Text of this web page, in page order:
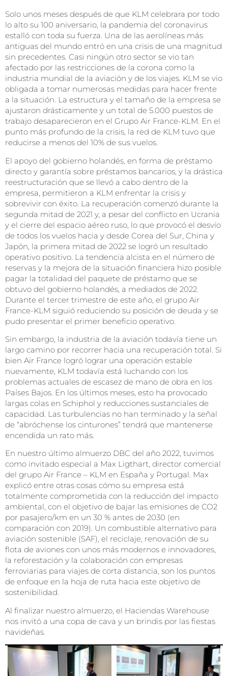
Solo unos meses después de que KLM celebrara por todo
lo alto su 100 aniversario, la pandemia del coronavirus
estalló con toda su fuerza. Una de las aerolíneas más
antiguas del mundo entró en una crisis de una magnitud
sin precedentes. Casi ningún otro sector se vio tan
afectado por las restricciones de la corona como la
industria mundial de la aviación y de los viajes. KLM se vio
obligada a tomar numerosas medidas para hacer frente
a la situación. La estructura y el tamaño de la empresa se
ajustaron drásticamente y un total de 5.000 puestos de
trabajo desaparecieron en el Grupo Air France-KLM. En el
punto más profundo de la crisis, la red de KLM tuvo que
reducirse a menos del 10% de sus vuelos.
El apoyo del gobierno holandés, en forma de préstamo
directo y garantía sobre préstamos bancarios, y la drástica
reestructuración que se llevó a cabo dentro de la
empresa, permitieron a KLM enfrentar la crisis y
sobrevivir con éxito. La recuperación comenzó durante la
segunda mitad de 2021 y, a pesar del conflicto en Ucrania
y el cierre del espacio aéreo ruso, lo que provocó el desvío
de todos los vuelos hacia y desde Corea del Sur, China y
Japón, la primera mitad de 2022 se logró un resultado
operativo positivo. La tendencia alcista en el número de
reservas y la mejora de la situación financiera hizo posible
pagar la totalidad del paquete de préstamo que se
obtuvo del gobierno holandés, a mediados de 2022.
Durante el tercer trimestre de este año, el grupo Air
France-KLM siguió reduciendo su posición de deuda y se
pudo presentar el primer beneficio operativo.
Sin embargo, la industria de la aviación todavía tiene un
largo camino por recorrer hacia una recuperación total. Si
bien Air France logró lograr una operación estable
nuevamente, KLM todavía está luchando con los
problemas actuales de escasez de mano de obra en los
Países Bajos. En los últimos meses, esto ha provocado
largas colas en Schiphol y reducciones sustanciales de
capacidad. Las turbulencias no han terminado y la señal
de “abróchense los cinturones” tendrá que mantenerse
encendida un rato más.
En nuestro último almuerzo DBC del año 2022, tuvimos
como invitado especial a Max Ligthart, director comercial
del grupo Air France – KLM en España y Portugal. Max
explicó entre otras cosas cómo su empresa está
totalmente comprometida con la reducción del impacto
ambiental, con el objetivo de bajar las emisiones de CO2
por pasajero/km en un 30 % antes de 2030 (en
comparación con 2019). Un combustible alternativo para
aviación sostenible (SAF), el reciclaje, renovación de su
flota de aviones con unos más modernos e innovadores,
la reforestación y la colaboración con empresas
ferroviarias para viajes de corta distancia, son los puntos
de enfoque en la hoja de ruta hacia este objetivo de
sostenibilidad.
Al finalizar nuestro almuerzo, el Haciendas Warehouse
nos invitó a una copa de cava y un brindis por las fiestas
navideñas.